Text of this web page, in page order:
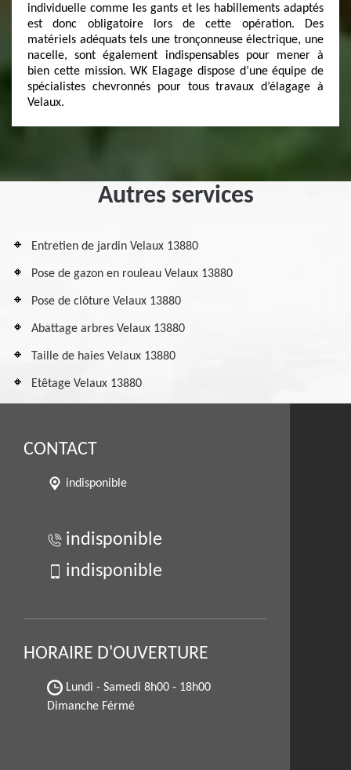
individuelle comme les gants et les habillements adaptés
est donc obligatoire lors de cette opération. Des
matériels adéquats tels une tronçonneuse électrique, une
nacelle, sont également indispensables pour mener à
bien cette mission. WK Elagage dispose d’une équipe de
spécialistes chevronnés pour tous travaux d’élagage à
Velaux.
Autres services
Entretien de jardin Velaux 13880
Pose de gazon en rouleau Velaux 13880
Pose de clôture Velaux 13880
Abattage arbres Velaux 13880
Taille de haies Velaux 13880
Etêtage Velaux 13880
CONTACT
indisponible
indisponible
indisponible
HORAIRE D'OUVERTURE
Lundi - Samedi 8h00 - 18h00
Dimanche Férmé